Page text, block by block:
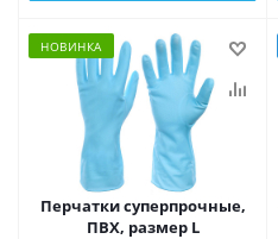
НОВИНКА
Перчатки суперпрочные,
ПВХ, размер L